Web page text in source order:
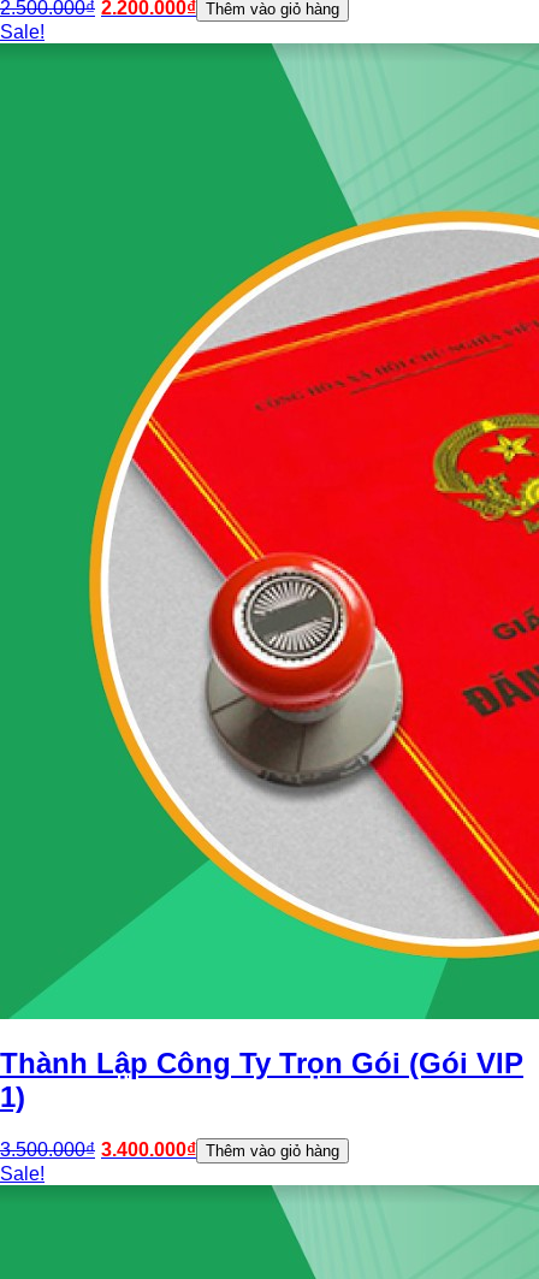
2.500.000₫ 2.200.000₫ Thêm vào giỏ hàng
Sale!
Thành Lập Công Ty Trọn Gói (Gói VIP
1)
3.500.000₫ 3.400.000₫ Thêm vào giỏ hàng
Sale!